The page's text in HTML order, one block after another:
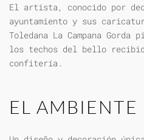
El artista, conocido por
ayuntamiento y sus
Toledana La Campana
los techos del bello
confitería.
EL AMBIENTE